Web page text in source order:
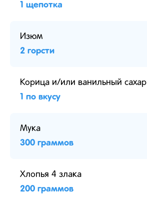
1 щепотка
Изюм
2 горсти
Корица и/или ванильный сахар
1 по вкусу
Мука
300 граммов
Хлопья 4 злака
200 граммов